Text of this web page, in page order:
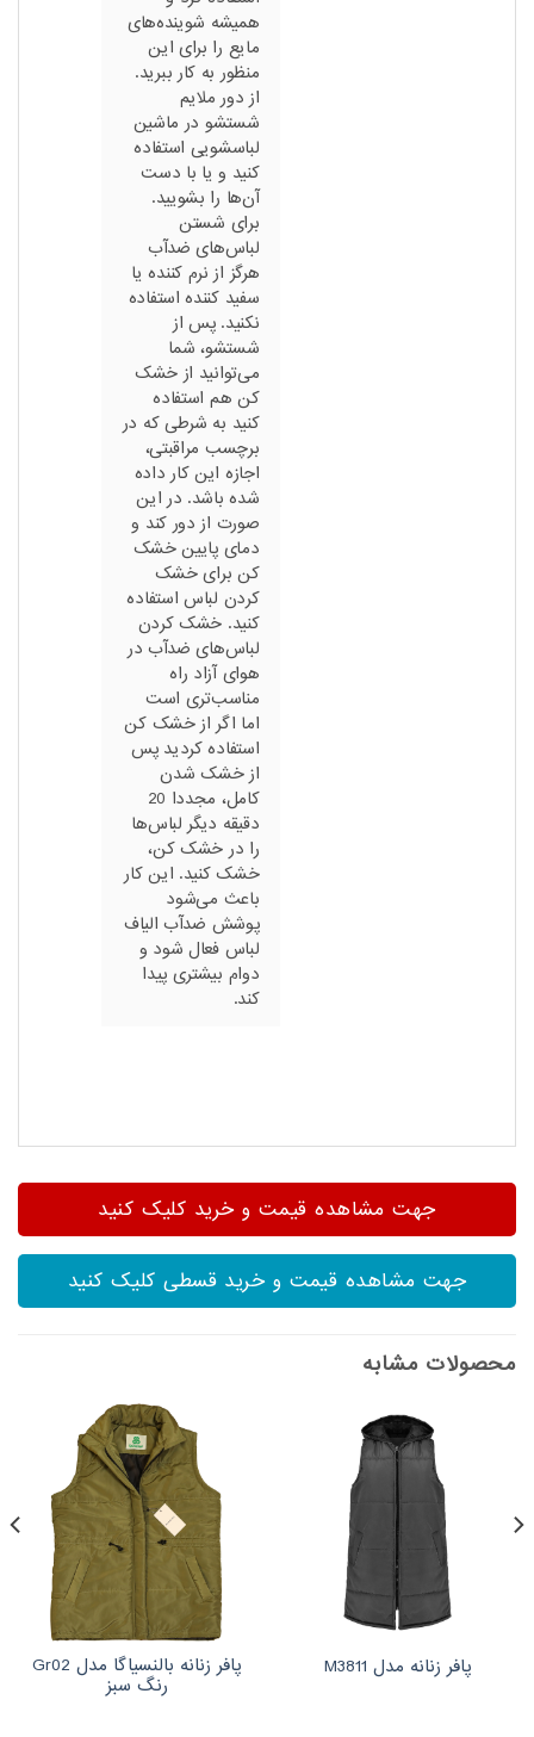
همیشه شوینده‌های
مایع را برای این
منظور به کار ببرید.
از دور ملایم
شستشو در ماشین
لباسشویی استفاده
کنید و یا با دست
آن‌ها را بشویید.
برای شستن
لباس‌های ضدآب
هرگز از نرم کننده یا
سفید کننده استفاده
نکنید. پس از
شستشو، شما
می‌توانید از خشک
کن هم استفاده
کنید به شرطی که در
برچسب مراقبتی،
اجازه این کار داده
شده باشد. در این
صورت از دور کند و
دمای پایین خشک
کن برای خشک
کردن لباس استفاده
کنید. خشک کردن
لباس‌های ضدآب در
هوای آزاد راه
مناسب‌تری است
اما اگر از خشک کن
استفاده کردید پس
از خشک شدن
کامل، مجددا 20
دقیقه دیگر لباس‌ها
را در خشک کن،
خشک کنید. این کار
باعث می‌شود
پوشش ضدآب الیاف
لباس فعال شود و
دوام بیشتری پیدا
کند.
جهت مشاهده قیمت و خرید کلیک کنید
جهت مشاهده قیمت و خرید قسطی کلیک کنید
محصولات مشابه
پافر زنانه مدل M3811 پافر زنانه بالنسیاگا مدل Gr02
رنگ سبز